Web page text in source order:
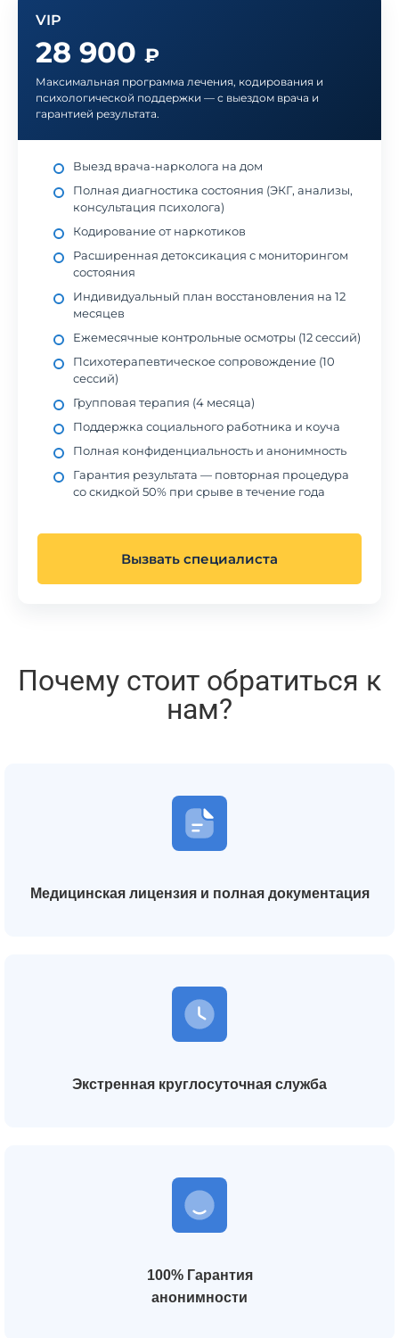
VIP
28 900 ₽
Максимальная программа лечения, кодирования и
психологической поддержки — с выездом врача и
гарантией результата.
Выезд врача-нарколога на дом
Полная диагностика состояния (ЭКГ, анализы,
консультация психолога)
Кодирование от наркотиков
Расширенная детоксикация с мониторингом
состояния
Индивидуальный план восстановления на 12
месяцев
Ежемесячные контрольные осмотры (12 сессий)
Психотерапевтическое сопровождение (10
сессий)
Групповая терапия (4 месяца)
Поддержка социального работника и коуча
Полная конфиденциальность и анонимность
Гарантия результата — повторная процедура
со скидкой 50% при срыве в течение года
Вызвать специалиста
Почему стоит обратиться к
нам?
Медицинская лицензия и полная документация
Экстренная круглосуточная служба
100% Гарантия
анонимности